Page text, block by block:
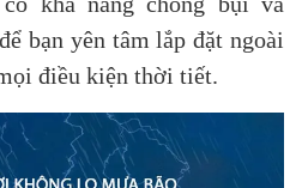
bạn yên tâm lắp đặt ngoài
điều kiện thời tiết.